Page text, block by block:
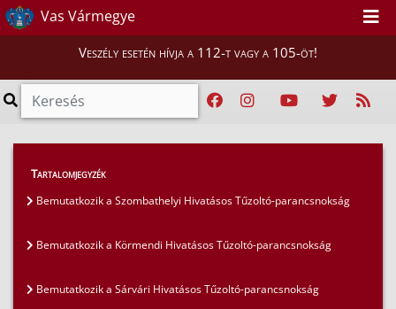
Vas Vármegye
Veszély esetén hívja a 112-t vagy a 105-öt!
Híreink > Mi vigyázunk rátok, Vasiak!
Bemutatkozik a Bucsiu Önkéntes Tűzoltó
Tartalomjegyzék
Bemutatkozik a Szombathelyi Hivatásos Tűzoltó-parancsnokság
Bemutatkozik a Körmendi Hivatásos Tűzoltó-parancsnokság
Bemutatkozik a Sárvári Hivatásos Tűzoltó-parancsnokság